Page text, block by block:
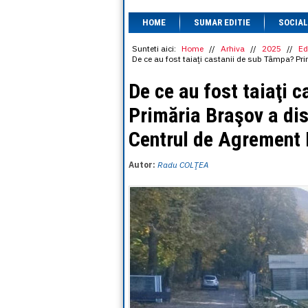
HOME SUMAR EDITIE SOCIAL
Sunteti aici: Home // Arhiva // 2025 //
De ce au fost taiaţi castanii de sub Tâmpa?
De ce au fost taiaţi
Primăria Braşov a
Centrul de Agrement
Autor: Radu COLŢEA